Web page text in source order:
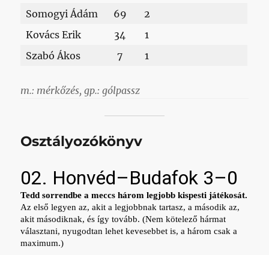
Somogyi Ádám 69
2
Kovács Erik
34
1
Szabó Ákos
7 1
m.: mérkőzés, gp.: gólpassz
Osztályozókönyv